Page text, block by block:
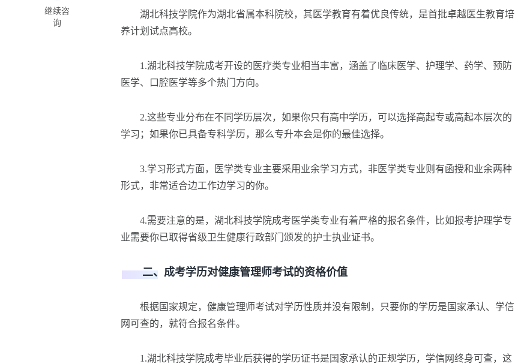
继续咨
询
湖北科技学院作为湖北省属本科院校，其医学教育有着优良传统，是首批卓越医生教育培
养计划试点高校。
1.湖北科技学院成考开设的医疗类专业相当丰富，涵盖了临床医学、护理学、药学、预防
医学、口腔医学等多个热门方向。
2.这些专业分布在不同学历层次，如果你只有高中学历，可以选择高起专或高起本层次的
学习；如果你已具备专科学历，那么专升本会是你的最佳选择。
3.学习形式方面，医学类专业主要采用业余学习方式，非医学类专业则有函授和业余两种
形式，非常适合边工作边学习的你。
4.需要注意的是，湖北科技学院成考医学类专业有着严格的报名条件，比如报考护理学专
业需要你已取得省级卫生健康行政部门颁发的护士执业证书。
二、成考学历对健康管理师考试的资格价值
根据国家规定，健康管理师考试对学历性质并没有限制，只要你的学历是国家承认、学信
网可查的，就符合报名条件。
1.湖北科技学院成考毕业后获得的学历证书是国家承认的正规学历，学信网终身可查，这